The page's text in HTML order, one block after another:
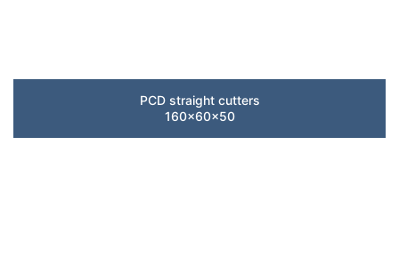
PCD straight cutters
160x60x50